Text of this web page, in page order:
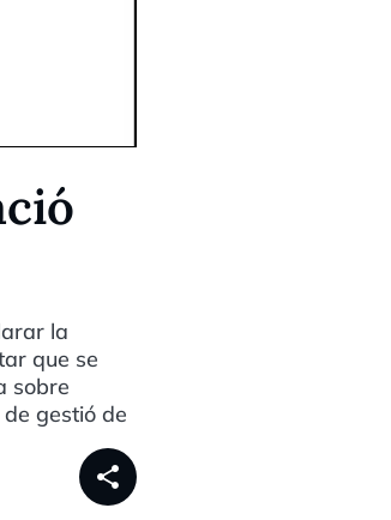
la
que se
sobre
gestió de
share